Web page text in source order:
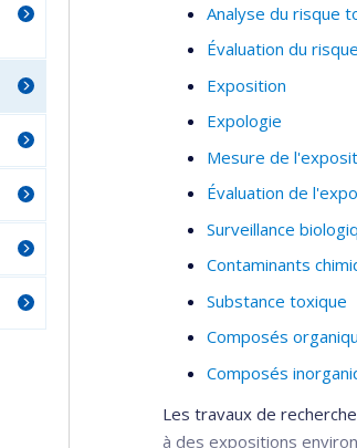
Analyse du risque
Évaluation du risque
Exposition
Expologie
Mesure de
Évaluation de
Surveillance
Contaminants
Substance toxique
Composés
Composés
Les travaux de
à des expositions